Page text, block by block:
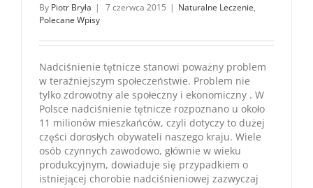
By Piotr Bryła | 7 czerwca 2015 | Naturalne Leczenie,
Polecane Wpisy
Nadciśnienie tętnicze stanowi poważny problem
w teraźniejszym społeczeństwie. Problem nie
tylko zdrowotny ale społeczny i ekonomiczny . W
Polsce nadciśnienie tętnicze rozpoznano u około
11 milionów mieszkańców, czyli dotyczy to dużej
części dorosłych obywateli naszego kraju. Wiele
osób czynnych zawodowo, głównie w wieku
produkcyjnym, dowiaduje się przypadkiem o
istniejącej chorobie nadciśnieniowej zazwyczaj